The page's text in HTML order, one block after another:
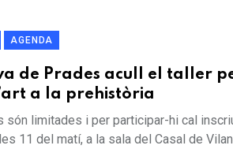
AGENDA
de Prades acull el taller
a la prehistòria
són limitades i per participar-hi cal
11 del matí, a la sala del Casal de